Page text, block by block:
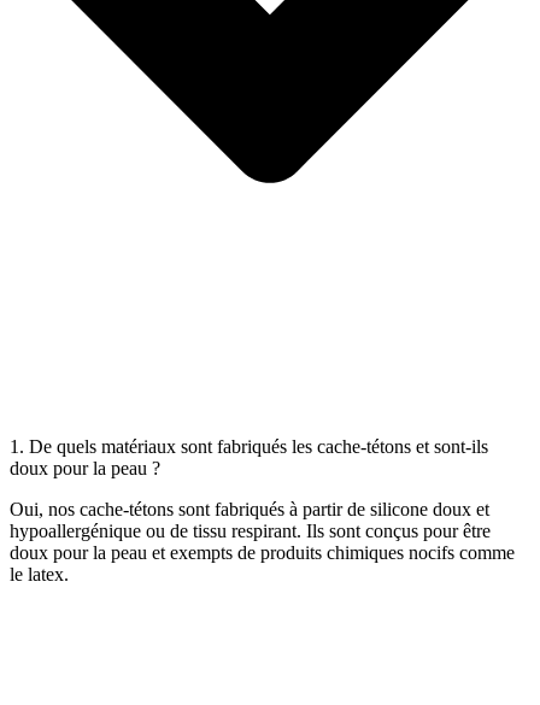
1. De quels matériaux sont fabriqués les cache-tétons et sont-ils
doux pour la peau ?
Oui, nos cache-tétons sont fabriqués à partir de silicone doux et
hypoallergénique ou de tissu respirant. Ils sont conçus pour être
doux pour la peau et exempts de produits chimiques nocifs comme
le latex.